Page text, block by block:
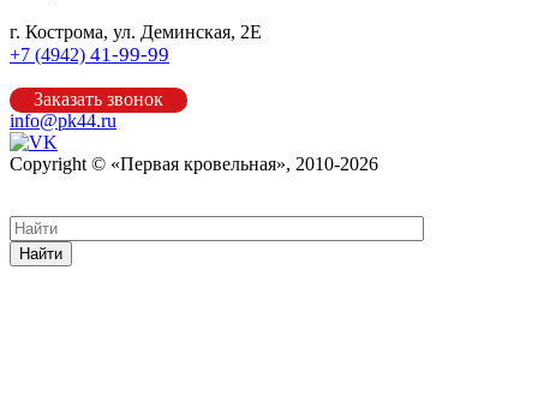
г. Кострома, ул. Деминская, 2Е
+7 (4942) 41-99-99
Заказать звонок
info@pk44.ru
Copyright © «Первая кровельная», 2010-2026
Найти